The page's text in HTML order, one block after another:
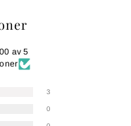
av 5
3
0